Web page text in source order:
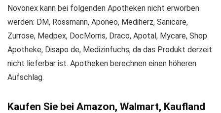
Novonex kann bei folgenden Apotheken nicht erworben
werden: DM, Rossmann, Aponeo, Mediherz, Sanicare,
Zurrose, Medpex, DocMorris, Draco, Apotal, Mycare, Shop
Apotheke, Disapo de, Medizinfuchs, da das Produkt derzeit
nicht lieferbar ist. Apotheken berechnen einen höheren
Aufschlag.
Kaufen Sie bei Amazon, Walmart, Kaufland